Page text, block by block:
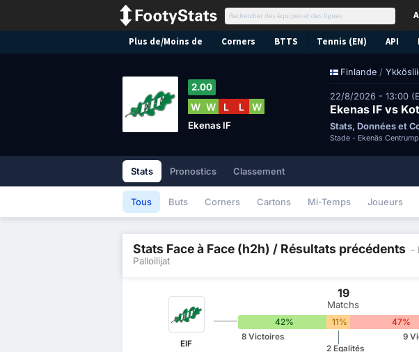
Plus de/Moins de Corners BTTS Tennis (EN) API
Finlande /
22/8/2026 - 13:00
Ekenas IF vs
Stats, Données et
Stade - Ekenäs
2.00
W W L L W
Ekenas IF
Stats Pronostics Classement
Tous Buts Corners Cartons Mi-Temps Joueurs
Stats Face à Face (h2h) / Résultats précédents -
Palloilijat
EIF
19
Matchs
42% 11% 47%
8 Victoires
2 Egalités
9